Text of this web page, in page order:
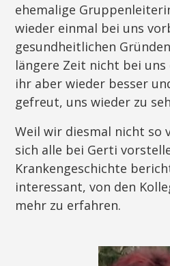
ehemalige
wieder einmal bei uns
gesundheitlichen
längere Zeit nicht bei uns
ihr aber wieder besser
gefreut, uns wieder zu
Weil wir diesmal nicht so
sich alle bei Gerti
Krankengeschichte
interessant, von den
mehr zu erfahren.